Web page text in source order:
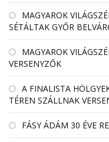
MAGYAROK
SÉTÁLTAK GYŐR
MAGYAROK
VERSENYZŐK
A FINALISTA
TÉREN SZÁLLNAK
FÁSY ÁDÁM 30 ÉVE